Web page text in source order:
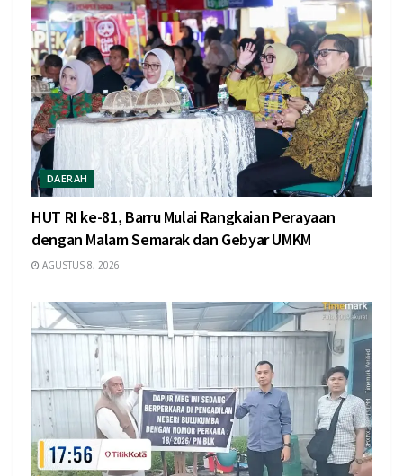
DAERAH
HUT RI ke-81, Barru Mulai Rangkaian Perayaan
dengan Malam Semarak dan Gebyar UMKM
AGUSTUS 8, 2026